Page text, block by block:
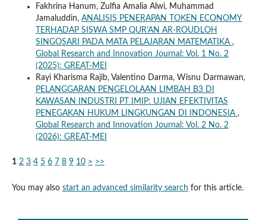
Fakhrina Hanum, Zulfia Amalia Alwi, Muhammad
Jamaluddin, ANALISIS PENERAPAN TOKEN ECONOMY
TERHADAP SISWA SMP QUR’AN AR-ROUDLOH
SINGOSARI PADA MATA PELAJARAN MATEMATIKA ,
Global Research and Innovation Journal: Vol. 1 No. 2
(2025): GREAT-MEI
Rayi Kharisma Rajib, Valentino Darma, Wisnu Darmawan,
PELANGGARAN PENGELOLAAN LIMBAH B3 DI
KAWASAN INDUSTRI PT IMIP: UJIAN EFEKTIVITAS
PENEGAKAN HUKUM LINGKUNGAN DI INDONESIA ,
Global Research and Innovation Journal: Vol. 2 No. 2
(2026): GREAT-MEI
1 2 3 4 5 6 7 8 9 10 > >>
You may also start an advanced similarity search for this article.